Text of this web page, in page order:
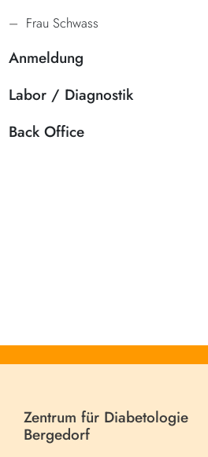
Frau Schwass
Anmeldung
Labor / Diagnostik
Back Office
Zentrum für Diabetologie
Bergedorf